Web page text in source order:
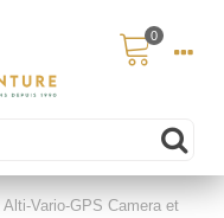
0
Alti-Vario-GPS Camera et